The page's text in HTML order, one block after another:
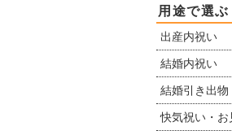
用途で選ぶ
出産内祝い
結婚内祝い
結婚引き出物
快気祝い・お